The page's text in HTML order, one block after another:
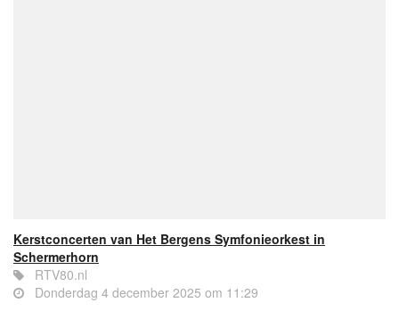
Kerstconcerten van Het Bergens Symfonieorkest in
Schermerhorn
RTV80.nl
Donderdag 4 december 2025 om 11:29